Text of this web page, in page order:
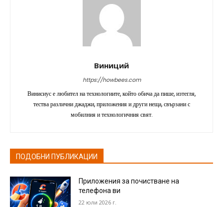
Виниций
https://howbees.com
Винисиус е любител на технологиите, който обича да пише, изтегля,
тества различни джаджи, приложения и други неща, свързани с
мобилния и технологичния свят.
ПОДОБНИ ПУБЛИКАЦИИ
Приложения за почистване на
телефона ви
22 юли 2026 г.